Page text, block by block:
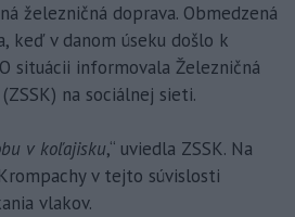
železničná doprava. Obmedzená
keď v danom úseku došlo k
situácii informovala Železničná
na sociálnej sieti.
v koľajisku,“ uviedla ZSSK. Na
v tejto súvislosti
vlakov.